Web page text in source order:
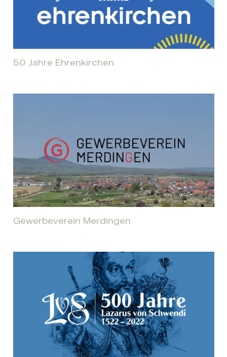
50 Jahre Ehrenkirchen
Gewerbeverein Merdingen